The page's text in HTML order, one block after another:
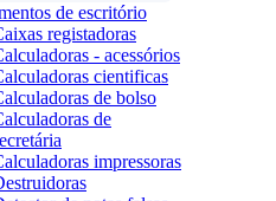
de escritório
registadoras
- acessórios
cientificas
de bolso
de
impressoras